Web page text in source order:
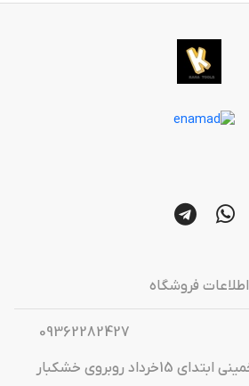
اطلاعات فروشگاه
09362282427
چهارراه مصطفی خمینی ابتدای 15خرداد روبروی خشکبار